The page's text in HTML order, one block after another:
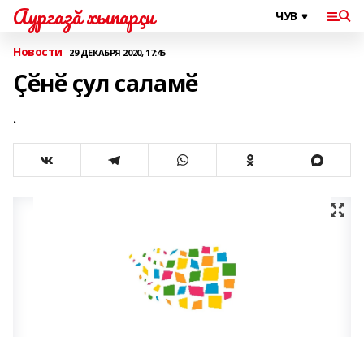
Аургазă хыпарçи
Новости 29 ДЕКАБРЯ 2020, 17:45
Ҫӗнӗ ҫул саламӗ
.